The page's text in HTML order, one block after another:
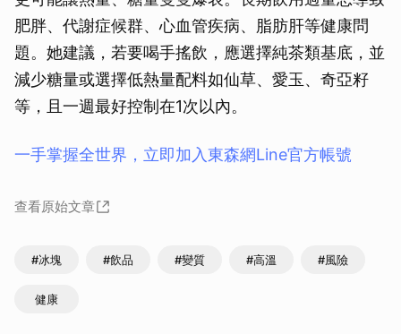
肥胖、代謝症候群、心血管疾病、脂肪肝等健康問
題。她建議，若要喝手搖飲，應選擇純茶類基底，並
減少糖量或選擇低熱量配料如仙草、愛玉、奇亞籽
等，且一週最好控制在1次以內。
一手掌握全世界，立即加入東森網Line官方帳號
查看原始文章
#冰塊 #飲品 #變質 #高溫 #風險
健康